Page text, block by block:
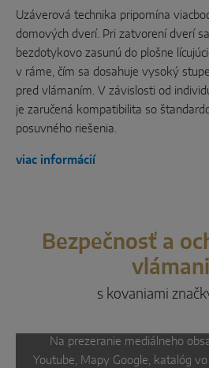
Uzáverová technika pripomína
domových dverí. Pri zatvorení dverí
bezdotykovo zasunú do plošne
v ráme, čím sa dosahuje vysoký
pred vlámaním. V závislosti od
je zaručená kompatibilita so
posuvného riešenia.
viac informácií
Bezpečnosť a
s kovaniami
Na prezeranie mediálneho
Youtube, Mapy Google, katalóg